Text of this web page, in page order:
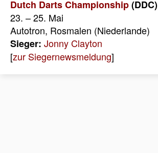
Dutch Darts Championship(DDC)
23. – 25. Mai
Autotron, Rosmalen (Niederlande)
Sieger: Jonny Clayton
[zur Siegernewsmeldung]